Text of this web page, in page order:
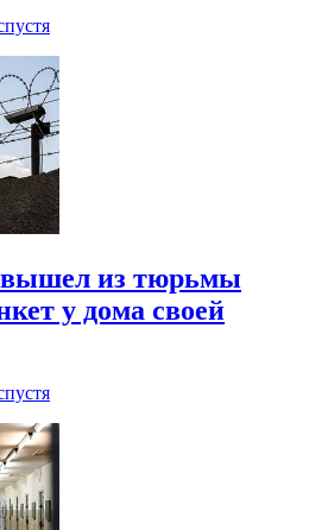
из тюрьмы
у дома своей